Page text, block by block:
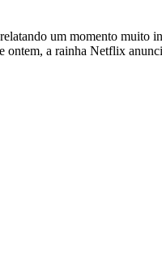
um momento
e ontem, a rainha Netflix